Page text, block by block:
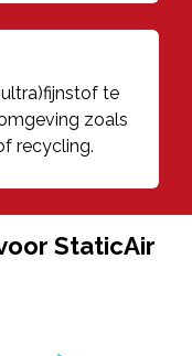
te
zoals
recycling.
StaticAir